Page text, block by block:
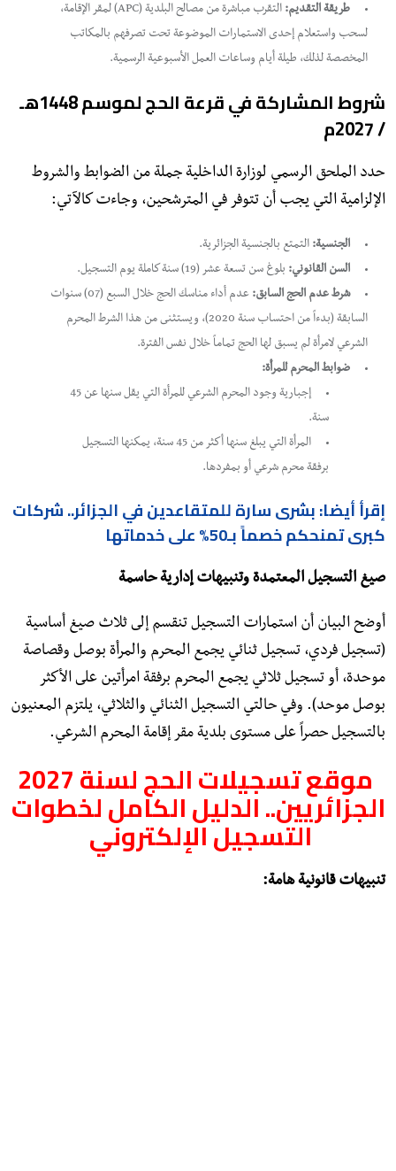
طريقة التقديم:
التقرب مباشرة من مصالح البلدية (APC) لمقر الإقامة،
لسحب واستعلام إحدى الاستمارات الموضوعة تحت تصرفهم بالمكاتب
المخصصة لذلك، طيلة أيام وساعات العمل الأسبوعية الرسمية.
​شروط المشاركة في قرعة الحج لموسم 1448هـ
/ 2027م
​حدد الملحق الرسمي لوزارة الداخلية جملة من الضوابط والشروط
الإلزامية التي يجب أن تتوفر في المترشحين، وجاءت كالآتي:
الجنسية: التمتع بالجنسية الجزائرية.
السن القانوني: بلوغ سن تسعة عشر (19) سنة كاملة يوم التسجيل.
شرط عدم الحج السابق:
عدم أداء مناسك الحج خلال السبع (07) سنوات
السابقة (بدءاً من احتساب سنة 2020)، ويستثنى من هذا الشرط المحرم
الشرعي لامرأة لم يسبق لها الحج تماماً خلال نفس الفترة.
ضوابط المحرم للمرأة:
​إجبارية وجود المحرم الشرعي للمرأة التي يقل سنها عن 45
سنة.
​المرأة التي يبلغ سنها أكثر من 45 سنة، يمكنها التسجيل
برفقة محرم شرعي أو بمفردها.
​إقرأ أيضا: بشرى سارة للمتقاعدين في الجزائر.. شركات
كبرى تمنحكم خصماً بـ50% على خدماتها
صيغ التسجيل المعتمدة وتنبيهات إدارية حاسمة
​أوضح البيان أن استمارات التسجيل تنقسم إلى ثلاث صيغ أساسية
(تسجيل فردي، تسجيل ثنائي يجمع المحرم والمرأة بوصل وقصاصة
موحدة، أو تسجيل ثلاثي يجمع المحرم برفقة امرأتين على الأكثر
بوصل موحد). وفي حالتي التسجيل الثنائي والثلاثي، يلتزم المعنيون
بالتسجيل حصراً على مستوى بلدية مقر إقامة المحرم الشرعي.
موقع تسجيلات الحج لسنة 2027
الجزائريين.. الدليل الكامل لخطوات
التسجيل الإلكتروني
تنبيهات قانونية هامة: